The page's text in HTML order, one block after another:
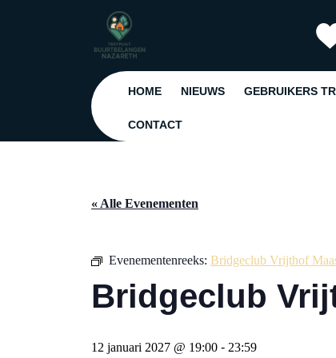
HOME NIEUWS GEBRUIKERS
CONTACT
« Alle Evenementen
Evenementenreeks: Bridgeclub Vrijthof
Bridgeclub
12 januari 2027 @ 19:00 - 23:59